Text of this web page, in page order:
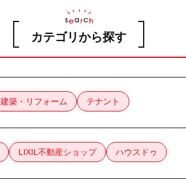
カテゴリから探す
建築・リフォーム テナント
LIXIL不動産ショップ ハウスドゥ